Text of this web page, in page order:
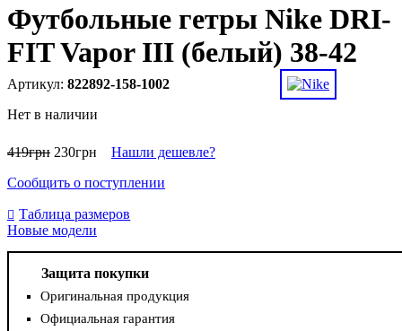
Футбольные гетры Nike DRI-
FIT Vapor III (белый) 38-42
822892-158-1002
Нет в наличии
419грн 230грн
Нашли дешевле?
Сообщить о поступлении
Таблица размеров
Новые модели
Защита покупки
Оригинальная продукция
Официальная гарантия